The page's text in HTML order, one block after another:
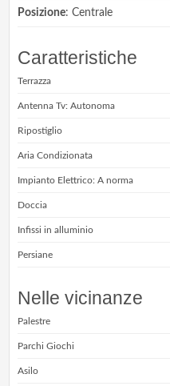
Posizione: Centrale
Caratteristiche
Terrazza
Antenna Tv: Autonoma
Ripostiglio
Aria Condizionata
Impianto Elettrico: A norma
Doccia
Infissi in alluminio
Persiane
Nelle vicinanze
Palestre
Parchi Giochi
Asilo